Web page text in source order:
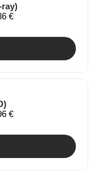
ray)
€
€